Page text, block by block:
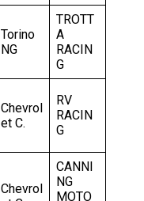
Torino
NG
TROTT
A
RACIN
G
Chevrol
et C.
RV
RACIN
G
Chevrol
CANNI
NG
MOTO